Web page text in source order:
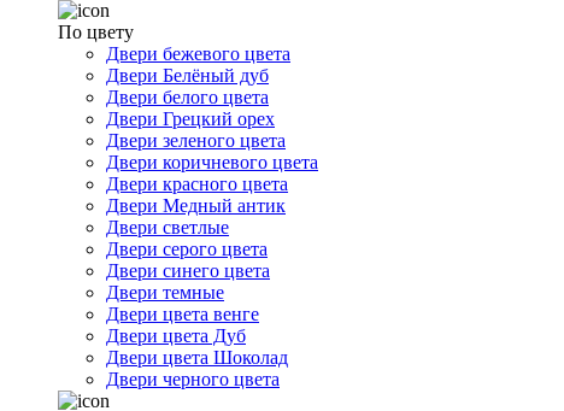
По цвету
Двери бежевого цвета
Двери Белёный дуб
Двери белого цвета
Двери Грецкий орех
Двери зеленого цвета
Двери коричневого цвета
Двери красного цвета
Двери Медный антик
Двери светлые
Двери серого цвета
Двери синего цвета
Двери темные
Двери цвета венге
Двери цвета Дуб
Двери цвета Шоколад
Двери черного цвета